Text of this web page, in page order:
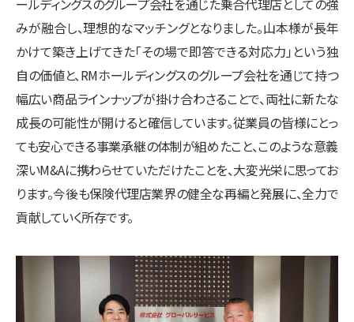
ールディングスのグループ会社を通じた乗合代理店としての強
みが融合し、理想的なマッチングとなりました。山本様が長年
かけて築き上げてきた「その場で即答できる対応力」という独
自の価値と、RMホールディングスのグループ会社を通じて持つ
幅広い商品ラインナップが掛け合わさることで、両社に新たな
成長の可能性が開けると確信しています。従業員の皆様にとっ
ても安心できる事業承継の体制が組めたこと、このような意義
深いM&Aに携わらせていただけたことを、大変光栄に思ってお
ります。今後も保険代理店業界の健全な再編と発展に、全力で
貢献していく所存です。